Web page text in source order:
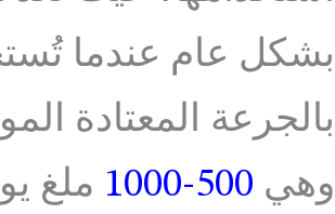
بشكل عام عندما
بالجرعة المعتادة
وهي 500-1000
ملغ